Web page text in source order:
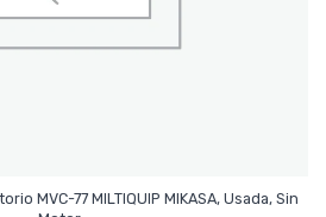
MVC-77 MILTIQUIP MIKASA, Usada, Sin
Leer Más